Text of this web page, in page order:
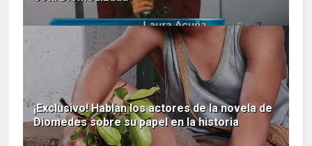
¡Exclusivo! Hablan los actores de la novela de
Diomedes sobre su papel en la historia